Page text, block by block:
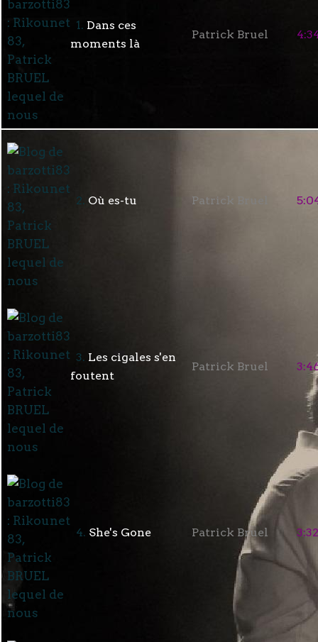
1. Dans ces
moments là
Patrick Bruel
2. Où es-tu Patrick Bruel
3. Les cigales s'en
foutent
Patrick Bruel
4. She's Gone Patrick Bruel 3:32